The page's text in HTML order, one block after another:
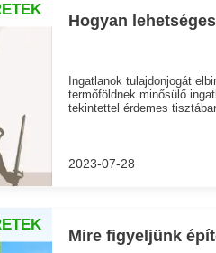
Hogyan
Ingatlanok tulajdonjogát
termőföldnek minősülő
tekintettel érdemes
2023-07-28
Mire figyeljünk